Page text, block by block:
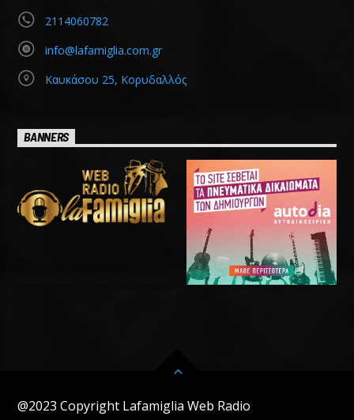
2114060782
info@lafamiglia.com.gr
Καυκάσου 25, Κορυδαλλός
BANNERS
@2023 Copyright Lafamiglia Web Radio